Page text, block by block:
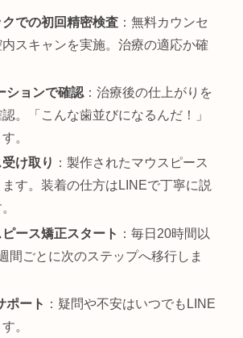
での初回精密検査 ：無料カウンセ
内スキャンを実施。治療の適応か確
ションで確認 ：治療後の仕上がりを
。「こんな歯並びになるんだ！」
。
け取り ：製作されたマウスピース
す。装着の仕方はLINEで丁寧に説
ース矯正スタート ：毎日20時間以
間ごとに次のステップへ移行しま
ポート ：疑問や不安はいつでもLINE
。